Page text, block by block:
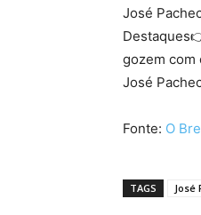
José
gozem com
José
Fonte: O
TAGS José